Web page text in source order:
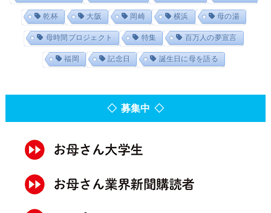
乾杯 大阪 岡崎 横浜 母の湯
母時間プロジェクト 特集 百万人の夢宣言
福岡 記念日 誕生日に母を語る
◇ 募集中 ◇